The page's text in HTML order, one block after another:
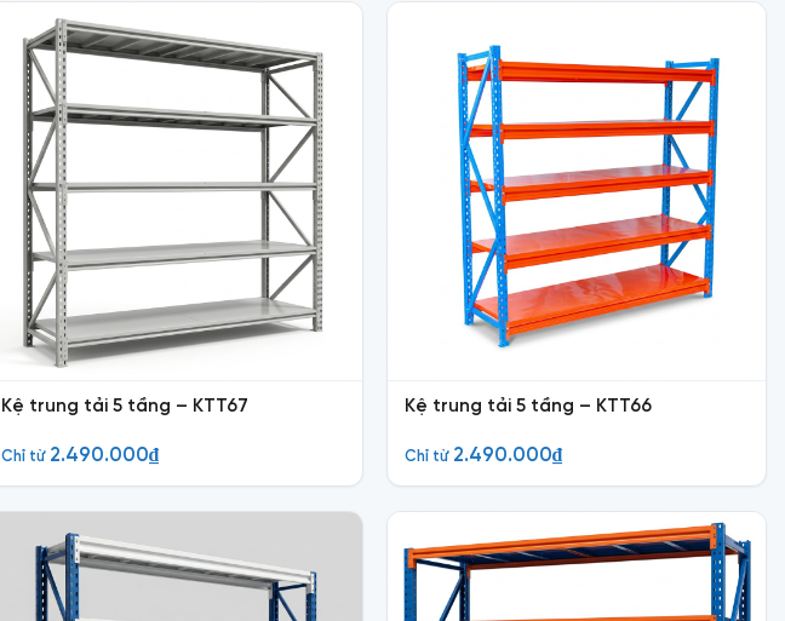
Kệ trung tải 5 tầng – KTT67
Chỉ từ 2.490.000₫
Kệ trung tải 5 tầng – KTT66
Chỉ từ 2.490.000₫